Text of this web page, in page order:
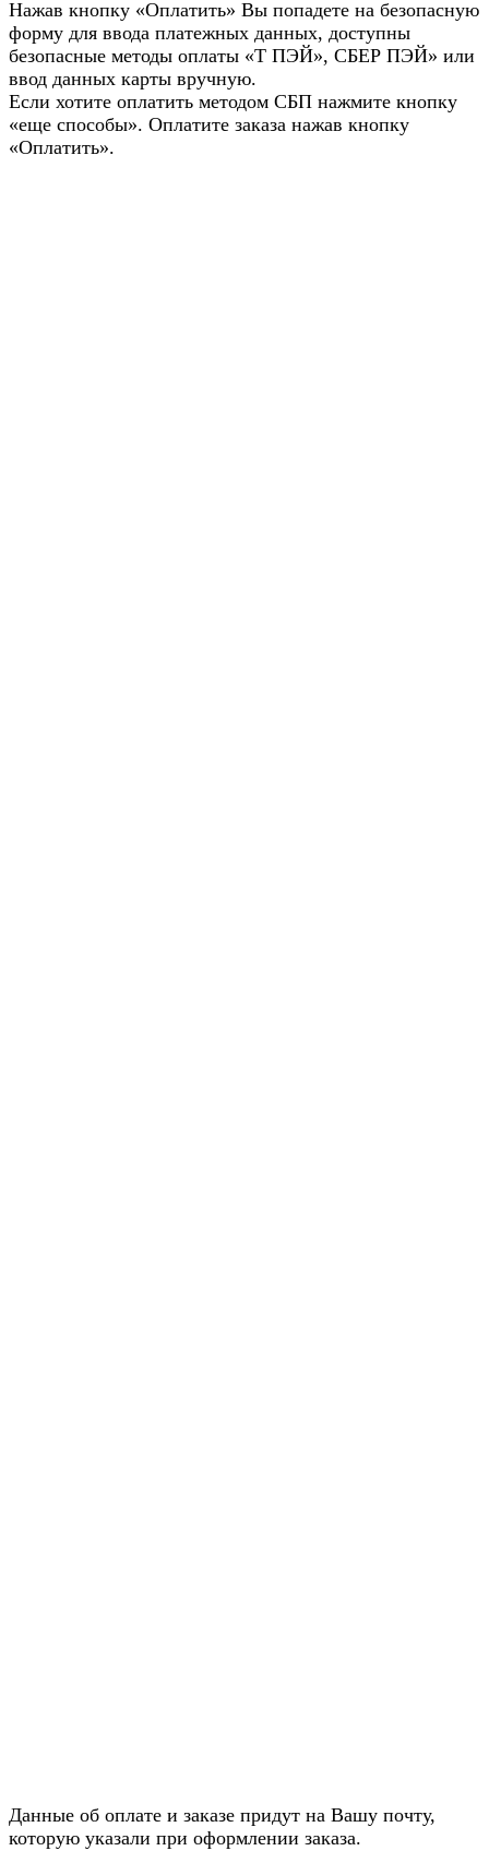
Нажав кнопку «Оплатить» Вы попадете на безопасную
форму для ввода платежных данных, доступны
безопасные методы оплаты «Т ПЭЙ», СБЕР ПЭЙ» или
ввод данных карты вручную.
Если хотите оплатить методом СБП нажмите кнопку
«еще способы». Оплатите заказа нажав кнопку
«Оплатить».
Данные об оплате и заказе придут на Вашу почту,
которую указали при оформлении заказа.